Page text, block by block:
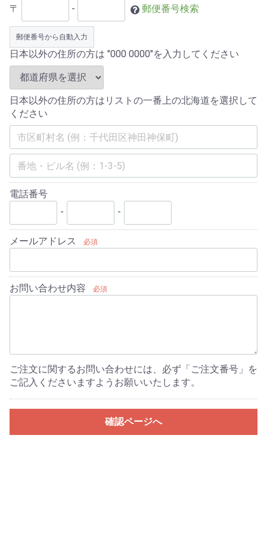
〒
- 郵便番号検索
郵便番号から自動入力
日本以外の住所の方は "000 0000"を入力してください
日本以外の住所の方はリストの一番上の北海道を選択して
ください
電話番号
-
-
メールアドレス 必須
お問い合わせ内容 必須
ご注文に関するお問い合わせには、必ず「ご注文番号」を
ご記入くださいますようお願いいたします。
確認ページへ